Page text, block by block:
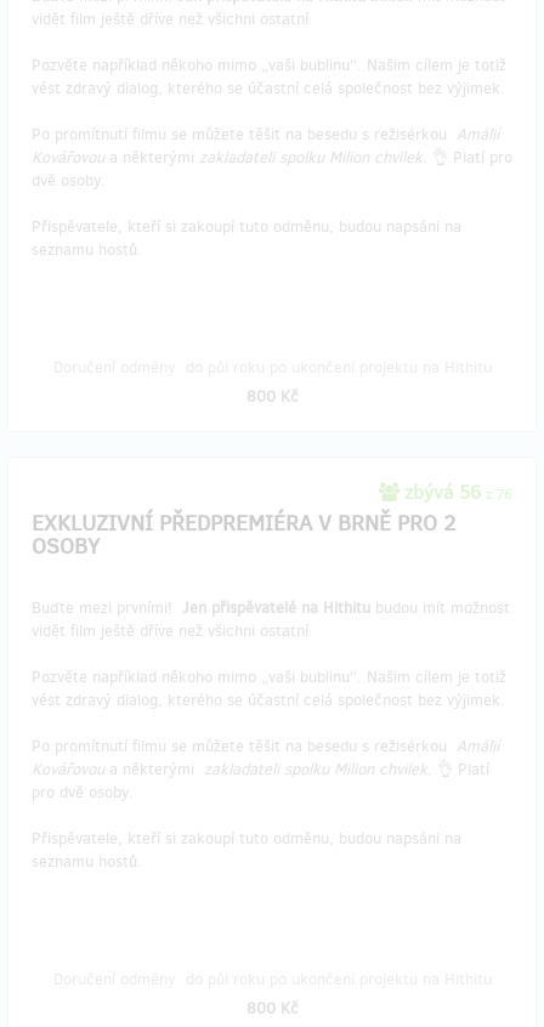
vidět film ještě dříve než všichni ostatní.
Pozvěte například někoho mimo „vaši bublinu“. Našim cílem je totiž
vést zdravý dialog, kterého se účastní celá společnost bez výjimek.
Po promítnutí filmu se můžete těšit na besedu s režisérkou Amálií
Kovářovou a některými zakladateli spolku Milion chvilek. 👌 Platí pro
dvě osoby.
Přispěvatele, kteří si zakoupí tuto odměnu, budou napsáni na
seznamu hostů.
800 Kč
zbývá 56 z 76
EXKLUZIVNÍ PŘEDPREMIÉRA V BRNĚ PRO 2
OSOBY
Buďte mezi prvními! Jen přispěvatelé na Hithitu budou mít možnost
vidět film ještě dříve než všichni ostatní.
Pozvěte například někoho mimo „vaši bublinu“. Našim cílem je totiž
vést zdravý dialog, kterého se účastní celá společnost bez výjimek.
Po promítnutí filmu se můžete těšit na besedu s režisérkou Amálií
Kovářovou a některými zakladateli spolku Milion chvilek. 👌 Platí
pro dvě osoby.
Přispěvatele, kteří si zakoupí tuto odměnu, budou napsáni na
seznamu hostů.
800 Kč